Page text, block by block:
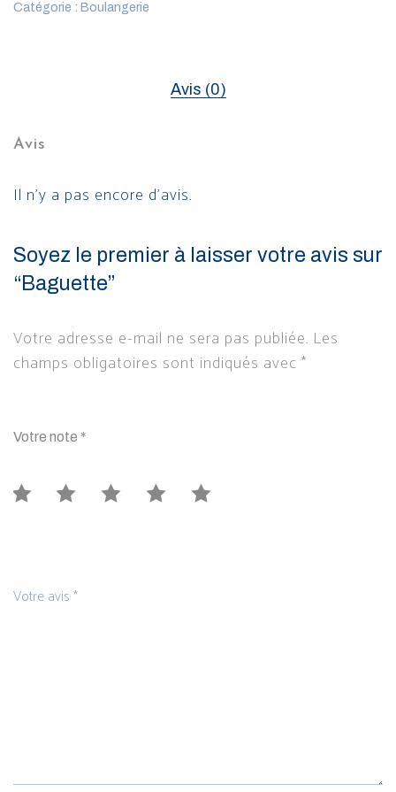
Catégorie : Boulangerie
Avis (0)
Avis
Il n’y a pas encore d’avis.
Soyez le premier à laisser votre avis sur
“Baguette”
Votre adresse e-mail ne sera pas publiée. Les
champs obligatoires sont indiqués avec *
Votre note *